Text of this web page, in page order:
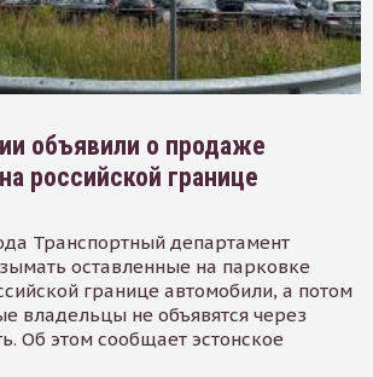
объявили о продаже
российской границе
Транспортный департамент
оставленные на парковке
границе автомобили, а потом
владельцы не объявятся через
Об этом сообщает эстонское